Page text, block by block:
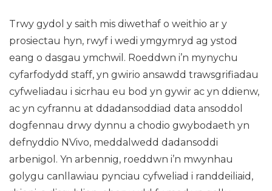
Trwy gydol y saith mis diwethaf o weithio ar y
prosiectau hyn, rwyf i wedi ymgymryd ag ystod
eang o dasgau ymchwil. Roeddwn i’n mynychu
cyfarfodydd staff, yn gwirio ansawdd trawsgrifiadau
cyfweliadau i sicrhau eu bod yn gywir ac yn ddienw,
ac yn cyfrannu at ddadansoddiad data ansoddol
dogfennau drwy dynnu a chodio gwybodaeth yn
defnyddio NVivo, meddalwedd dadansoddi
arbenigol. Yn arbennig, roeddwn i’n mwynhau
golygu canllawiau pynciau cyfweliad i randdeiliaid,